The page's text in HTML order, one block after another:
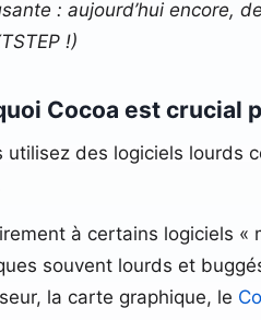
: aujourd’hui encore,
!)
Cocoa est crucial
utilisez des logiciels lourds
à certains logiciels
souvent lourds et
la carte graphique, le